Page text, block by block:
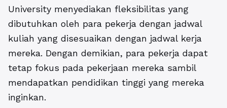
University menyediakan fleksibilitas yang
dibutuhkan oleh para pekerja dengan jadwal
kuliah yang disesuaikan dengan jadwal kerja
mereka. Dengan demikian, para pekerja dapat
tetap fokus pada pekerjaan mereka sambil
mendapatkan pendidikan tinggi yang mereka
inginkan.